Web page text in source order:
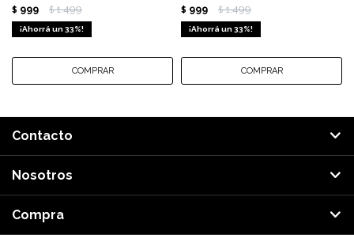
$ 999 $ 1.499
33
$ 999 $ 1.499
33
Contacto
Nosotros
Compra